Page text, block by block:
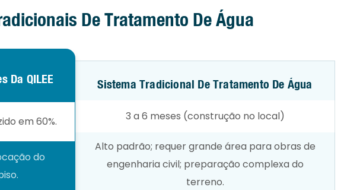
De Tratamento De Água
Da QILEE
em 60%.
do
Sistema Tradicional De Tratamento De Água
3 a 6 meses (construção no local)
Alto padrão; requer grande área para obras de
engenharia civil; preparação complexa do
terreno.